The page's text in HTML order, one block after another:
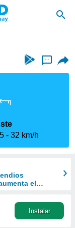
...
32 km/h
el
Instalar